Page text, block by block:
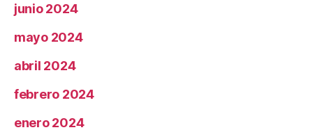
junio 2024
mayo 2024
abril 2024
febrero 2024
enero 2024